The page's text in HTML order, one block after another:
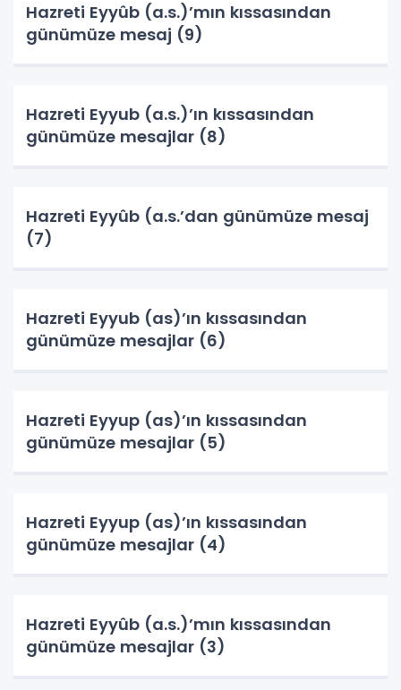
Hazreti Eyyûb (a.s.)’mın kıssasından
günümüze mesaj (9)
Hazreti Eyyub (a.s.)’ın kıssasından
günümüze mesajlar (8)
Hazreti Eyyûb (a.s.’dan günümüze mesaj
(7)
Hazreti Eyyub (as)’ın kıssasından
günümüze mesajlar (6)
Hazreti Eyyup (as)’ın kıssasından
günümüze mesajlar (5)
Hazreti Eyyup (as)’ın kıssasından
günümüze mesajlar (4)
Hazreti Eyyûb (a.s.)’mın kıssasından
günümüze mesajlar (3)